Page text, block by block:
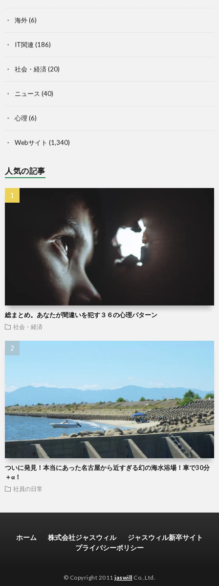
海外(6)
IT関連 (186)
社会・経済 (20)
ニュース (40)
心理 (6)
Webサイト (1,340)
人気の記事
総まとめ。あなたが間違いを犯す３６の心理パターン
社会・経済
ついに発見！本当にあった名古屋から近すぎる幻の海水浴場！車で30分
＋α！
社員の日常
ホーム 株式会社ジャスウィル
ジャスウィル新卒サイト
プライバシーポリシー
© Copyright 2011jaswill Co.,Ltd.